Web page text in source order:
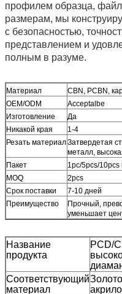
профилем образца,
размерам, мы
с безопасностью,
представлением и
полным в разуме.
Материал
CBN, PCBN,
OEM/ODM
Acceptalbe
Изготовление
Да
Никакой края
1-4
Резать материалЗатвердетая
металл,
Пакет
1pc/5pcs/10pcs
MOQ
2pcs
Срок поставки
7-10 дней
Преимущество
Прочный,
уменьшает
Название
продукта
PCD/
Соответствующий
материал